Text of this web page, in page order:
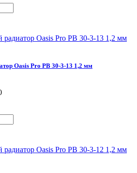
Oasis Pro PB 30-3-13 1,2 мм